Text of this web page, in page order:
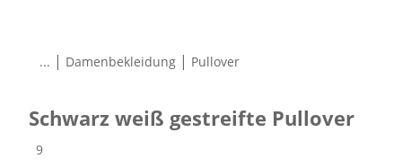
... | Damenbekleidung | Pullover
Schwarz weiß gestreifte Pullover
Produkte
9